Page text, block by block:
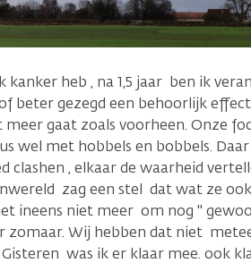
heb , na 1,5 jaar ben ik
beter gezegd een behoorlijk
gaat zoals voorheen. Onze
wel met hobbels en bobbels.
clashen , elkaar de waarheid
zag een stel dat wat ze
ineens niet meer om nog ''
Wij hebben dat niet
was ik er klaar mee. ook